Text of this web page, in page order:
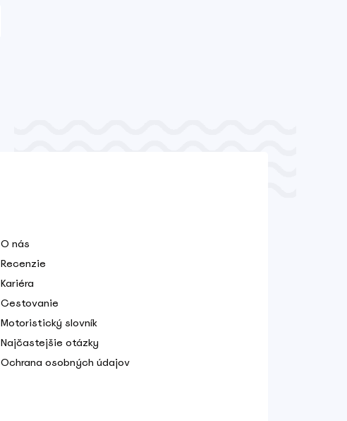
O nás
Recenzie
Kariéra
Cestovanie
Motoristický slovník
Najčastejšie otázky
Ochrana osobných údajov